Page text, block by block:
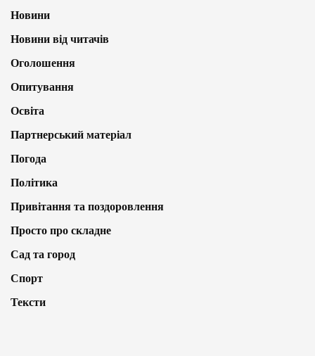
Новини
Новини від читачів
Оголошення
Опитування
Освіта
Партнерський матеріал
Погода
Політика
Привітання та поздоровлення
Просто про складне
Сад та город
Спорт
Тексти